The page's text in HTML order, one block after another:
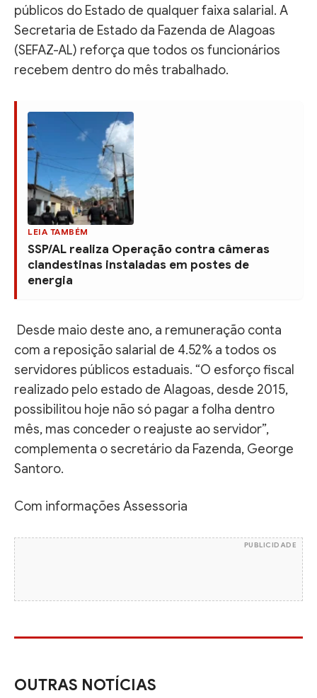
públicos do Estado de qualquer faixa salarial. A
Secretaria de Estado da Fazenda de Alagoas
(SEFAZ-AL) reforça que todos os funcionários
recebem dentro do mês trabalhado.
LEIA TAMBÉM
SSP/AL realiza Operação contra câmeras
clandestinas instaladas em postes de
energia
Desde maio deste ano, a remuneração conta
com a reposição salarial de 4.52% a todos os
servidores públicos estaduais. “O esforço fiscal
realizado pelo estado de Alagoas, desde 2015,
possibilitou hoje não só pagar a folha dentro
mês, mas conceder o reajuste ao servidor”,
complementa o secretário da Fazenda, George
Santoro.
Com informações Assessoria
PUBLICIDADE
OUTRAS NOTÍCIAS